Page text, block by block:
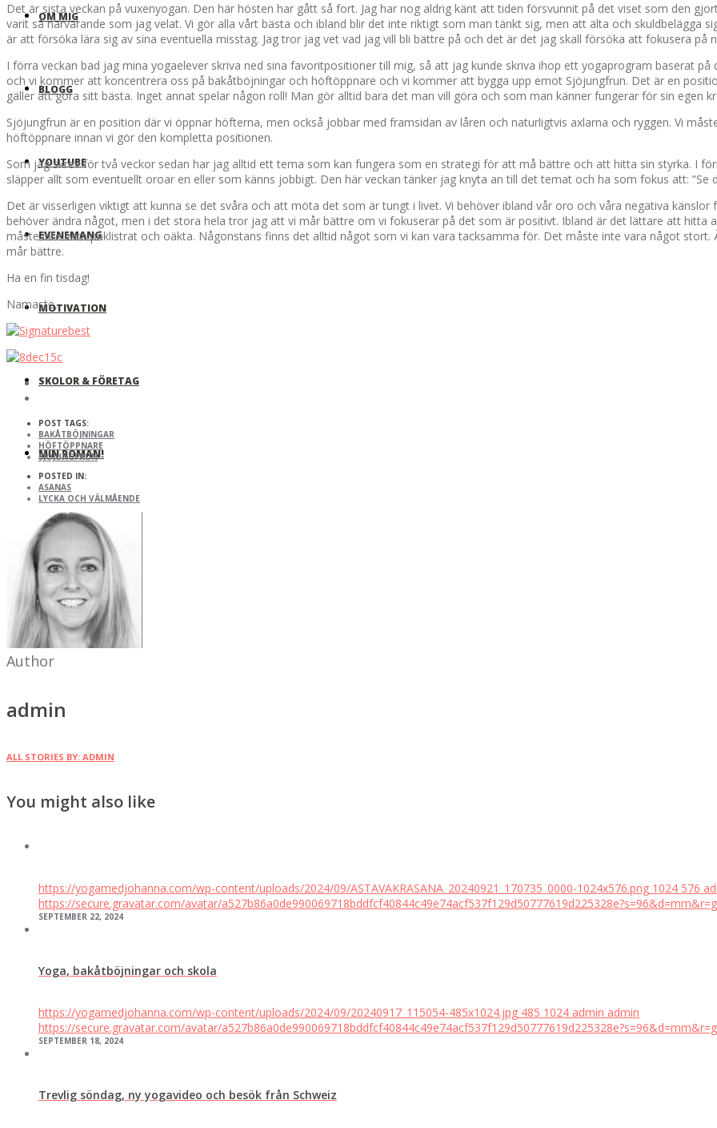
OM MIG
BLOGG
YOUTUBE
EVENEMANG
MOTIVATION
SKOLOR & FÖRETAG
MIN ROMAN!
Det är sista veckan på vuxenyogan. Den här hösten har gått så fort. Jag har nog aldrig känt att tiden försvunnit på det viset som den
varit så närvarande som jag velat. Vi gör alla vårt bästa och ibland blir det inte riktigt som man tänkt sig, men att älta och skuldbelägga
är att försöka lära sig av sina eventuella misstag. Jag tror jag vet vad jag vill bli bättre på och det är det jag skall försöka att fokusera på
I förra veckan bad jag mina yogaelever skriva ned sina favoritpositioner till mig, så att jag kunde skriva ihop ett yogaprogram baserat
och vi kommer att koncentrera oss på bakåtböjningar och höftöppnare och vi kommer att bygga upp emot Sjöjungfrun. Det är en
gäller att göra sitt bästa. Inget annat spelar någon roll! Man gör alltid bara det man vill göra och som man känner fungerar för sin egen
Sjöjungfrun är en position där vi öppnar höfterna, men också jobbar med framsidan av låren och naturligtvis axlarna och ryggen. Vi
höftöppnare innan vi gör den kompletta positionen.
Som jag skrev för två veckor sedan har jag alltid ett tema som kan fungera som en strategi för att må bättre och att hitta sin styrka. I
släpper allt som eventuellt oroar en eller som känns jobbigt. Den här veckan tänker jag knyta an till det temat och ha som fokus att: ”Se
Det är visserligen viktigt att kunna se det svåra och att möta det som är tungt i livet. Vi behöver ibland vår oro och våra negativa
behöver ändra något, men i det stora hela tror jag att vi mår bättre om vi fokuserar på det som är positivt. Ibland är det lättare att hitta
måste inte vara påklistrat och oäkta. Någonstans finns det alltid något som vi kan vara tacksamma för. Det måste inte vara något
mår bättre.
Ha en fin tisdag!
Namaste,
POST TAGS:
BAKÅTBÖJNINGAR
HÖFTÖPPNARE
SJÖJUNGFRUN
POSTED IN:
ASANAS
LYCKA OCH VÄLMÅENDE
Author
admin
ALL STORIES BY: ADMIN
You might also like
https://yogamedjohanna.com/wp-content/uploads/2024/09/ASTAVAKRASANA_20240921_170735_0000-1024x576.png 1024 576
https://secure.gravatar.com/avatar/a527b86a0de990069718bddfcf40844c49e74acf537f129d50777619d225328e?s=96&d=mm&r=g
SEPTEMBER 22, 2024
Yoga, bakåtböjningar och skola
https://yogamedjohanna.com/wp-content/uploads/2024/09/20240917_115054-485x1024.jpg 485 1024 admin admin
https://secure.gravatar.com/avatar/a527b86a0de990069718bddfcf40844c49e74acf537f129d50777619d225328e?s=96&d=mm&r=g
SEPTEMBER 18, 2024
Trevlig söndag, ny yogavideo och besök från Schweiz